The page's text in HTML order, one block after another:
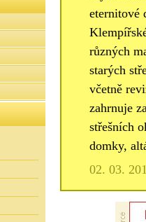
eternitové
různých
starých
včetně
zahrnuje
střešních
domky,
02. 03.